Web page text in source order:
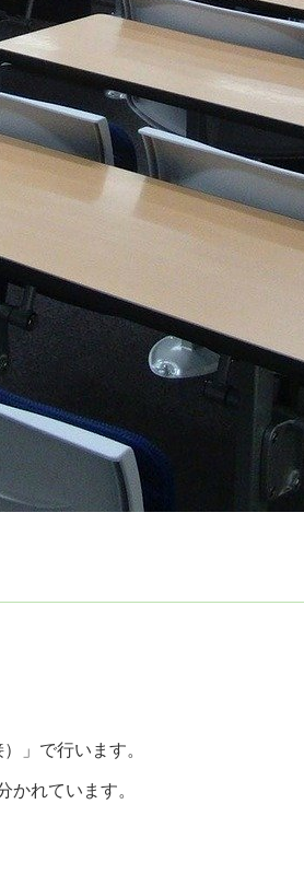
」で行います。
かれています。